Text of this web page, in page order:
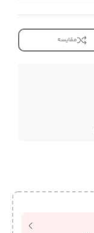
مقایسه